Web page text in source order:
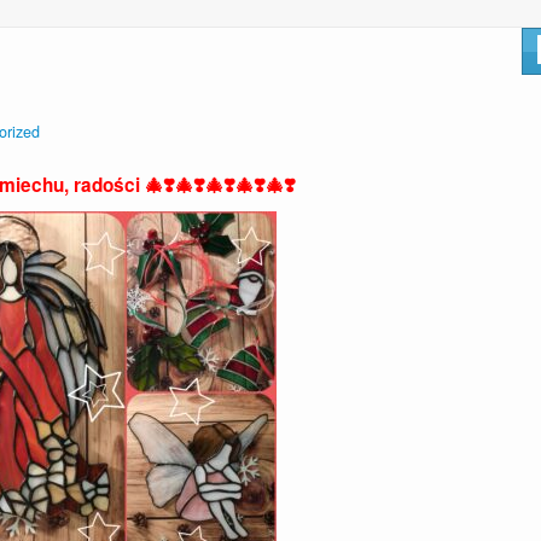
radości 🎄❣️🎄❣️🎄❣️🎄❣️🎄❣️